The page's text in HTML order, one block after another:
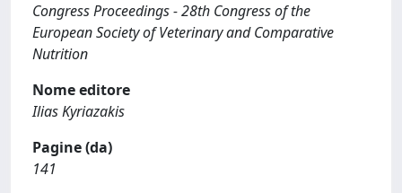
Congress Proceedings - 28th Congress of the
European Society of Veterinary and Comparative
Nutrition
Nome editore
Ilias Kyriazakis
Pagine (da)
141